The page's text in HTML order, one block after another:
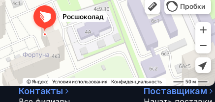
Контакты Поставщикам